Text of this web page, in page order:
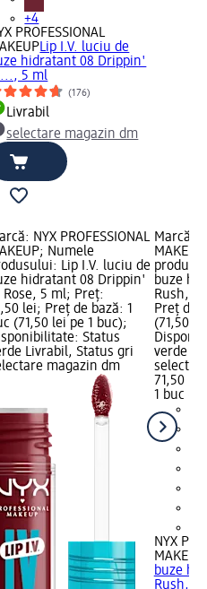
+4
PROFESSIONAL
Lip I.V. luciu de
hidratant 08 Drippin'
5 ml
(176)
Livrabil
selectare magazin dm
NYX PROFESSIONAL
Numele
Lip I.V. luciu de
hidratant 08 Drippin'
Rose, 5 ml; Preț:
lei; Preț de bază: 1
(71,50 lei pe 1 buc);
Status
Livrabil, Status gri
magazin dm
Marcă:
buze
Rush, 5
Preț de
(71,50
verde
71,50 lei
1 buc
NYX
MAKEUP
buze
Rush, 5